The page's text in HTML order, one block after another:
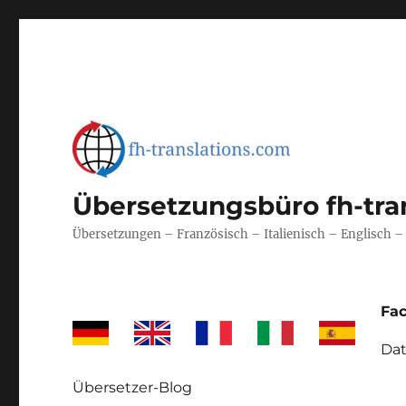
Übersetzungsbüro fh-
Übersetzungen – Französisch – Italienisch – Englisch –
Übersetzer-Blog